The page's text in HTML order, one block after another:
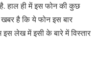
है. हाल ही में इस फोन की कुछ
है कि ये फोन इस बार
इस लेख में इसी के बारे में विस्तार